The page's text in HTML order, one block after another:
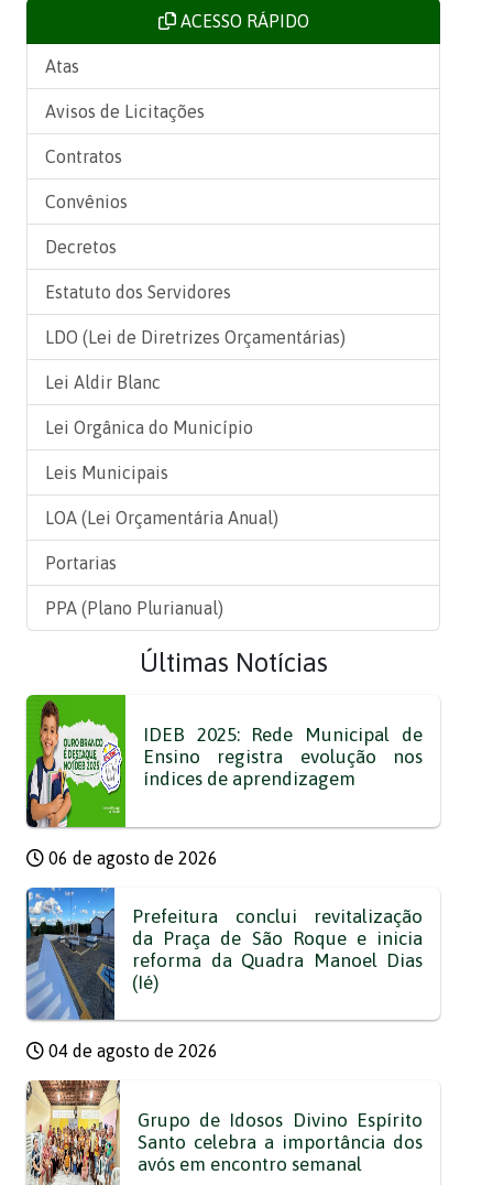
ACESSO RÁPIDO
Atas
Avisos de Licitações
Contratos
Convênios
Decretos
Estatuto dos Servidores
LDO (Lei de Diretrizes Orçamentárias)
Lei Aldir Blanc
Lei Orgânica do Município
Leis Municipais
LOA (Lei Orçamentária Anual)
Portarias
PPA (Plano Plurianual)
Últimas Notícias
IDEB 2025: Rede Municipal de
Ensino registra evolução nos
índices de aprendizagem
06 de agosto de 2026
Prefeitura conclui revitalização
da Praça de São Roque e inicia
reforma da Quadra Manoel Dias
(Ié)
04 de agosto de 2026
Grupo de Idosos Divino Espírito
Santo celebra a importância dos
avós em encontro semanal